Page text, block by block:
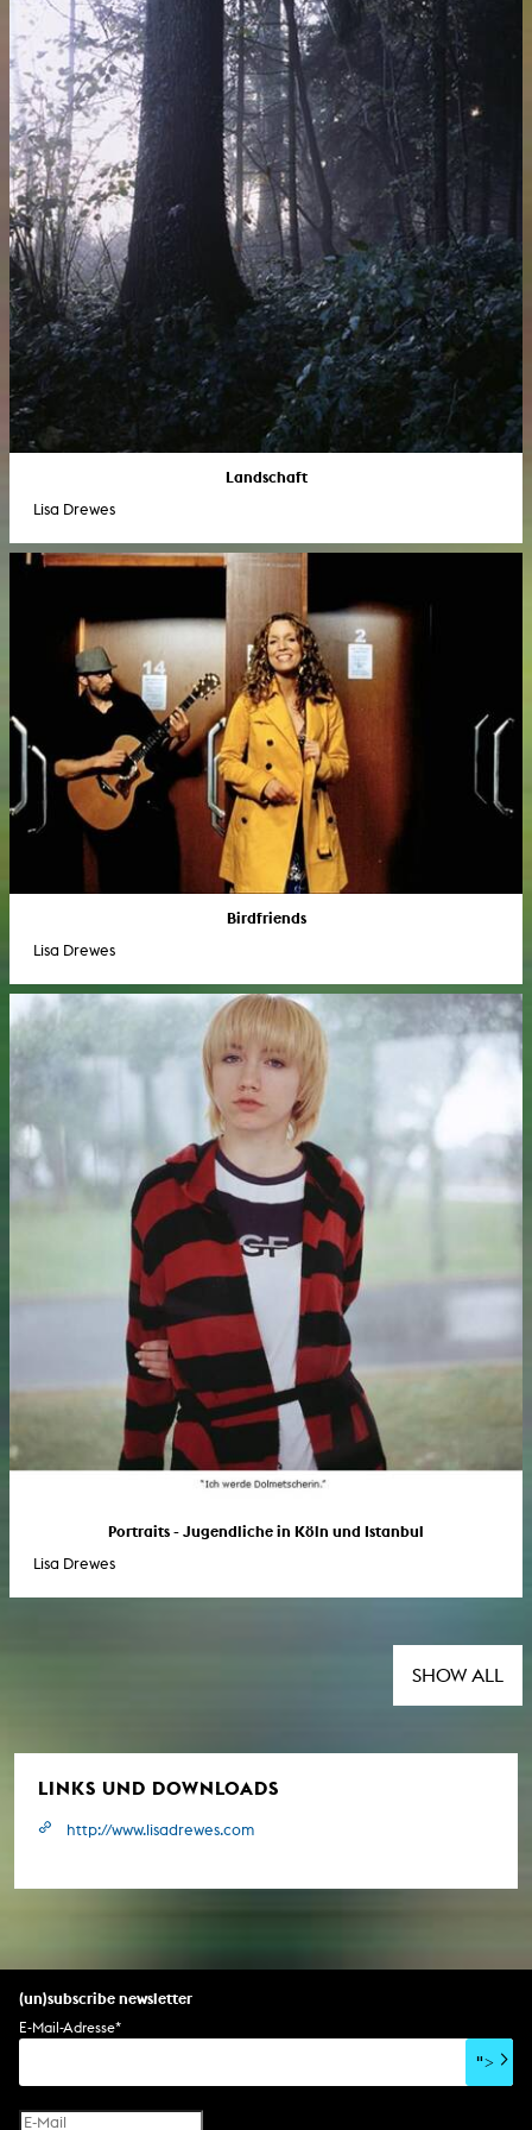
Landschaft
Lisa Drewes
Birdfriends
Lisa Drewes
Portraits - Jugendliche in Köln und Istanbul
Lisa Drewes
SHOW ALL
LINKS UND DOWNLOADS
http://www.lisadrewes.com
(un)subscribe newsletter
E-Mail-Adresse*
">